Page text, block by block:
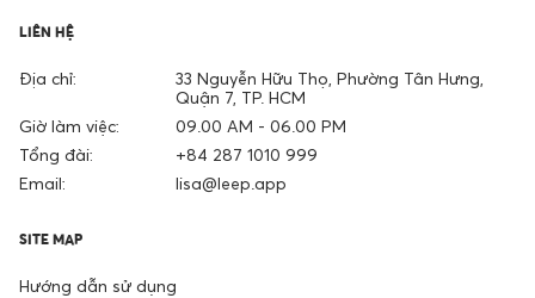
LIÊN HỆ
Địa chỉ:
33 Nguyễn Hữu Thọ, Phường Tân Hưng,
Quận 7, TP. HCM
Giờ làm việc:
09.00 AM - 06.00 PM
Tổng đài:
+84 287 1010 999
Email:
lisa@leep.app
SITE MAP
Hướng dẫn sử dụng